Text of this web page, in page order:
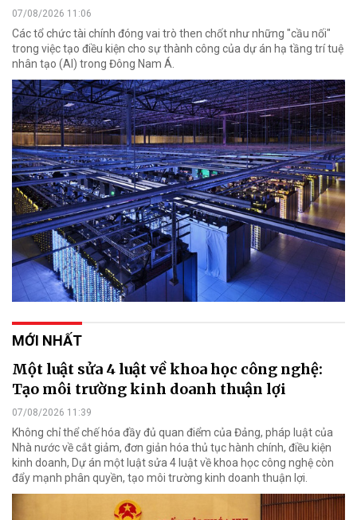
07/08/2026 11:06
Các tổ chức tài chính đóng vai trò then chốt như những "cầu nối"
trong việc tạo điều kiện cho sự thành công của dự án hạ tầng trí tuệ
nhân tạo (AI) trong Đông Nam Á.
MỚI NHẤT
Một luật sửa 4 luật về khoa học công nghệ:
Tạo môi trường kinh doanh thuận lợi
07/08/2026 11:39
Không chỉ thể chế hóa đầy đủ quan điểm của Đảng, pháp luật của
Nhà nước về cắt giảm, đơn giản hóa thủ tục hành chính, điều kiện
kinh doanh, Dự án một luật sửa 4 luật về khoa học công nghệ còn
đẩy mạnh phân quyền, tạo môi trường kinh doanh thuận lợi.